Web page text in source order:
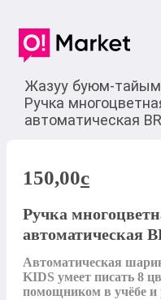
Жазуу буюм-
Ручка
автоматическая
150,00c
Ручка
автоматическая
Автоматическая
KIDS умеет писать 8
помощником в учёбе и